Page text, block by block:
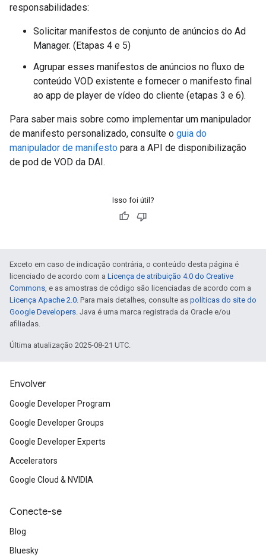
responsabilidades:
Solicitar manifestos de conjunto de anúncios do Ad
Manager. (Etapas 4 e 5)
Agrupar esses manifestos de anúncios no fluxo de
conteúdo VOD existente e fornecer o manifesto final
ao app de player de vídeo do cliente (etapas 3 e 6).
Para saber mais sobre como implementar um manipulador
de manifesto personalizado, consulte o guia do
manipulador de manifesto para a API de disponibilização
de pod de VOD da DAI.
Isso foi útil?
Exceto em caso de indicação contrária, o conteúdo desta página é
licenciado de acordo com a Licença de atribuição 4.0 do Creative
Commons, e as amostras de código são licenciadas de acordo com a
Licença Apache 2.0. Para mais detalhes, consulte as políticas do site do
Google Developers. Java é uma marca registrada da Oracle e/ou
afiliadas.
Última atualização 2025-08-21 UTC.
Envolver
Google Developer Program
Google Developer Groups
Google Developer Experts
Accelerators
Google Cloud & NVIDIA
Conecte-se
Blog
Bluesky